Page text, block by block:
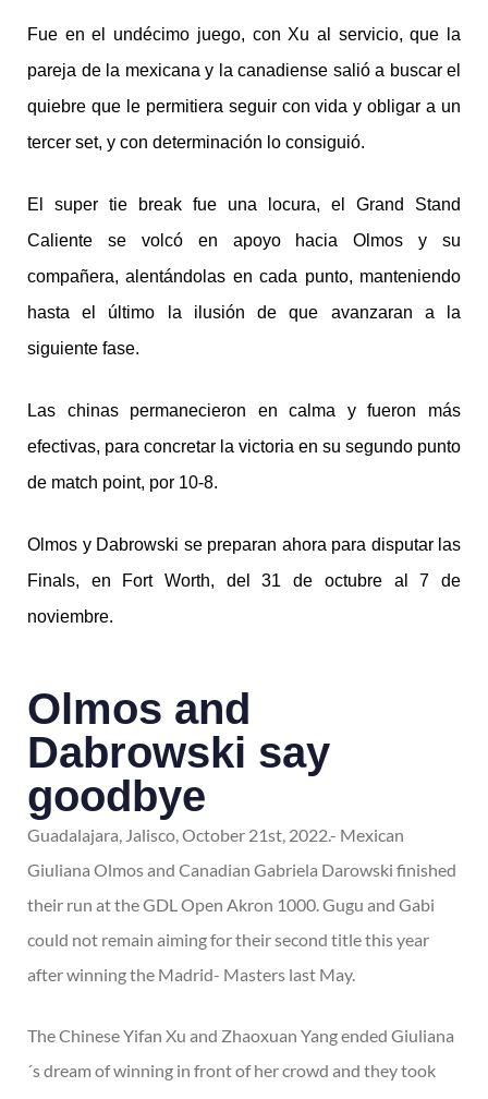
Fue en el undécimo juego, con Xu al servicio, que la
pareja de la mexicana y la canadiense salió a buscar el
quiebre que le permitiera seguir con vida y obligar a un
tercer set, y con determinación lo consiguió.
El super tie break fue una locura, el Grand Stand
Caliente se volcó en apoyo hacia Olmos y su
compañera, alentándolas en cada punto, manteniendo
hasta el último la ilusión de que avanzaran a la
siguiente fase.
Las chinas permanecieron en calma y fueron más
efectivas, para concretar la victoria en su segundo punto
de match point, por 10-8.
Olmos y Dabrowski se preparan ahora para disputar las
Finals, en Fort Worth, del 31 de octubre al 7 de
noviembre.
Olmos and
Dabrowski say
goodbye
Guadalajara, Jalisco, October 21st, 2022.- Mexican
Giuliana Olmos and Canadian Gabriela Darowski finished
their run at the GDL Open Akron 1000. Gugu and Gabi
could not remain aiming for their second title this year
after winning the Madrid- Masters last May.
The Chinese Yifan Xu and Zhaoxuan Yang ended Giuliana
´s dream of winning in front of her crowd and they took